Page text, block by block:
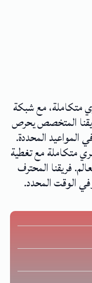
متكاملة، مع شبكة
من 50 دولة. فريقنا المتخصص يحرص
المحددة.
متكاملة مع تغطية
حول العالم. فريقنا المحترف
الوقت المحدد.